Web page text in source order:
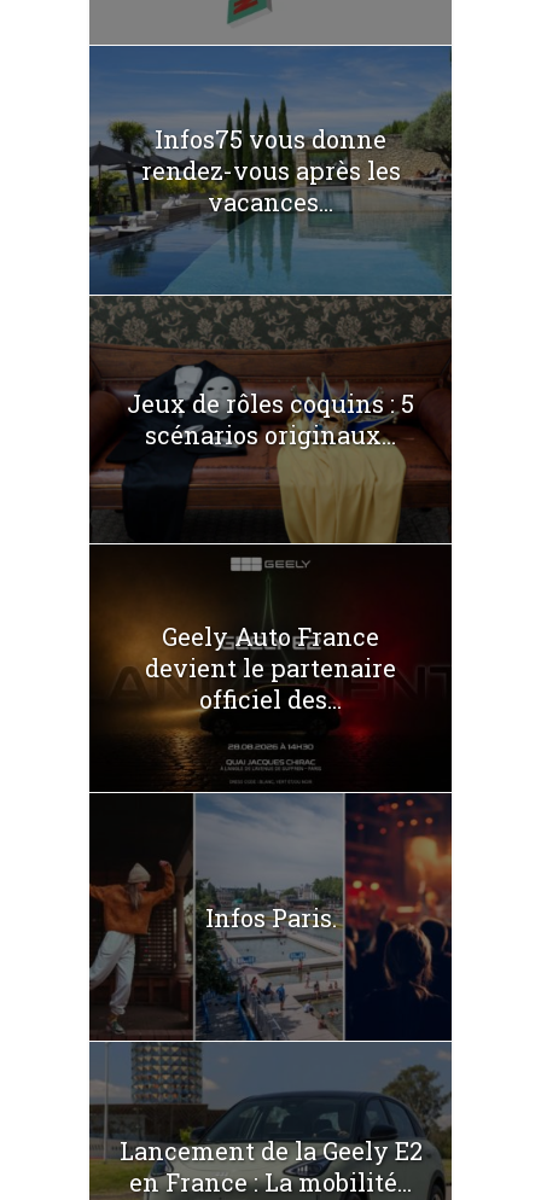
Infos75 vous donne
rendez-vous après les
vacances...
Jeux de rôles coquins : 5
scénarios originaux...
Geely Auto France
devient le partenaire
officiel des...
Infos Paris.
Lancement de la Geely E2
en France : La mobilité...